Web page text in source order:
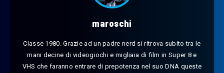
maroschi
Classe 1980. Grazie ad un padre nerd si ritrova subito tra le
mani decine di videogiochi e migliaia di film in Super 8 e
VHS che faranno entrare di prepotenza nel suo DNA queste